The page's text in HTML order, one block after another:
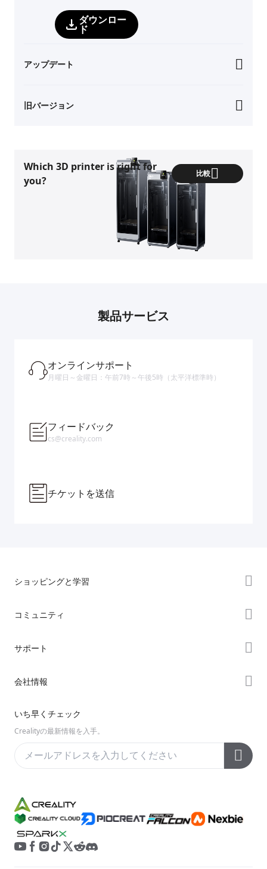
ダウンロー
ド
アップデート
旧バージョン
Which 3D printer is right for
you?
比較
製品サービス
オンラインサポート
月曜日～金曜日：午前7時～午後5時（太平洋標準時）
フィードバック
cs@creality.com
チケットを送信
ショッピングと学習
K2シリーズ
コミュニティ
Discord
サポート
ヘルプ
ビデオ
アフターサービス
会社情報
お問い合わせ
いち早くチェック
Crealityの最新情報を入手。